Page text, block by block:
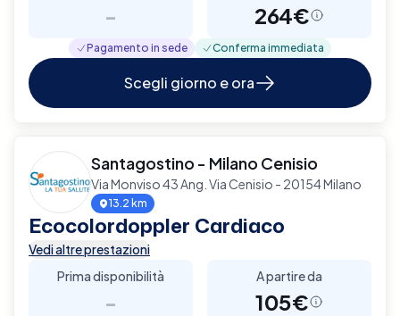
- 264€
Pagamento in sede Conferma immediata
Scegli giorno e ora
Santagostino - Milano Cenisio
Via Monviso 43 Ang. Via Cenisio - 20154 Milano
13.2 km
Ecocolordoppler Cardiaco
Vedi altre prestazioni
Prima disponibilità
-
A partire da
105€